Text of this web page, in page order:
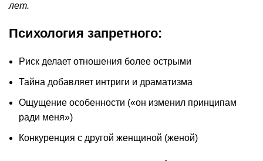
лет.
Психология запретного:
Риск делает отношения более острыми
Тайна добавляет интриги и драматизма
Ощущение особенности («он изменил принципам
ради меня»)
Конкуренция с другой женщиной (женой)